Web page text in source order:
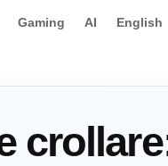
Gaming AI English